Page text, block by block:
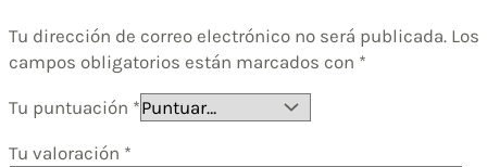
Tu dirección de correo electrónico no será publicada. Los
campos obligatorios están marcados con *
Tu puntuación *
Tu valoración *